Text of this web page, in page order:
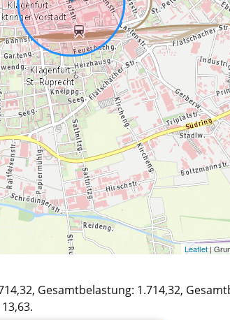
Leaflet|
Gesamtbelastung: 1.714,32,